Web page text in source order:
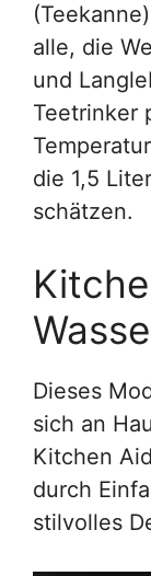
alle, die
und
Teetrinker
die 1,5
schätzen.
Dieses
sich an
Kitchen
durch
stilvolles